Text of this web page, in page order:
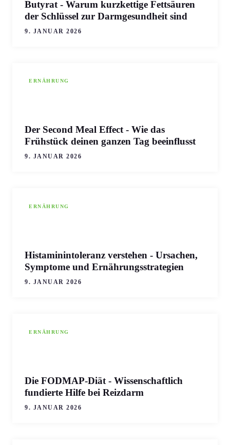
Butyrat - Warum kurzkettige Fettsäuren
der Schlüssel zur Darmgesundheit sind
9. JANUAR 2026
ERNÄHRUNG
Der Second Meal Effect - Wie das
Frühstück deinen ganzen Tag beeinflusst
9. JANUAR 2026
ERNÄHRUNG
Histaminintoleranz verstehen - Ursachen,
Symptome und Ernährungsstrategien
9. JANUAR 2026
ERNÄHRUNG
Die FODMAP-Diät - Wissenschaftlich
fundierte Hilfe bei Reizdarm
9. JANUAR 2026